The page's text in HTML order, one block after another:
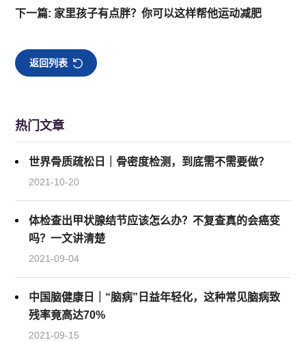
下一篇: 家里孩子有点胖？你可以这样帮他运动减肥
返回列表
热门文章
世界骨质疏松日｜骨密度检测，到底需不需要做？
2021-10-20
体检查出甲状腺结节应该怎么办？不复查真的会癌变
吗？一文讲清楚
2021-09-04
中国脑健康日｜“脑病”日益年轻化，这种常见脑病致
残率竟高达70%
2021-09-15